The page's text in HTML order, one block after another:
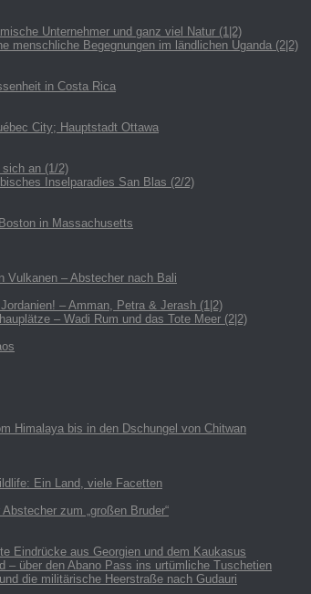
Unternehmer und ganz viel Natur (1|2)
menschliche Begegnungen im ländlichen Uganda (2|2)
in Costa Rica
City; Hauptstadt Ottawa
an (1/2)
Inselparadies San Blas (2/2)
in Massachusetts
Vulkanen – Abstecher nach Bali
– Amman, Petra & Jerash (1|2)
– Wadi Rum und das Tote Meer (2|2)
Himalaya bis in den Dschungel von Chitwan
Ein Land, viele Facetten
zum „großen Bruder“
Eindrücke aus Georgien und dem Kaukasus
– über den Abano Pass ins urtümliche Tuschetien
die militärische Heerstraße nach Gudauri